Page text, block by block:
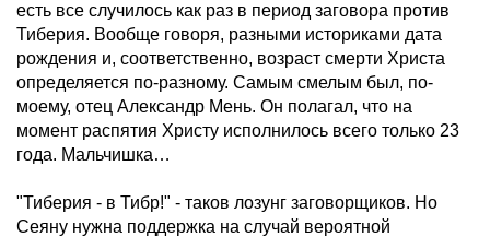
есть все случилось как раз в период заговора против
Тиберия. Вообще говоря, разными историками дата
рождения и, соответственно, возраст смерти Христа
определяется по-разному. Самым смелым был, по-
моему, отец Александр Мень. Он полагал, что на
момент распятия Христу исполнилось всего только 23
года. Мальчишка…
"Тиберия - в Тибр!" - таков лозунг заговорщиков. Но
Сеяну нужна поддержка на случай вероятной